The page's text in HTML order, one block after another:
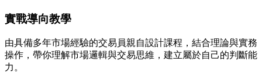
實戰導向教學
由具備多年市場經驗的交易員親自設計課程，結合理論與實務
操作，帶你理解市場邏輯與交易思維，建立屬於自己的判斷能
力。